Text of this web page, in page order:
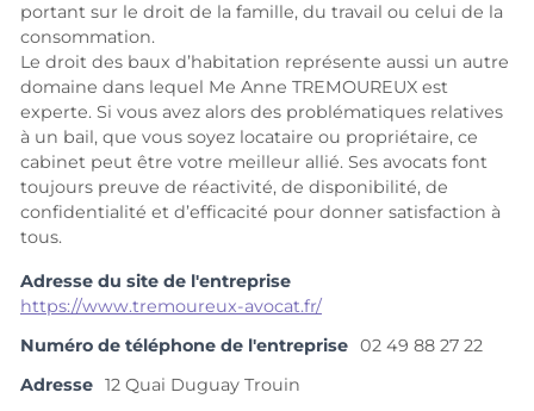
portant sur le droit de la famille, du travail ou celui de la
consommation.
Le droit des baux d’habitation représente aussi un autre
domaine dans lequel Me Anne TREMOUREUX est
experte. Si vous avez alors des problématiques relatives
à un bail, que vous soyez locataire ou propriétaire, ce
cabinet peut être votre meilleur allié. Ses avocats font
toujours preuve de réactivité, de disponibilité, de
confidentialité et d’efficacité pour donner satisfaction à
tous.
Adresse du site de l'entreprise
https://www.tremoureux-avocat.fr/
Numéro de téléphone de l'entreprise 02 49 88 27 22
Adresse 12 Quai Duguay Trouin